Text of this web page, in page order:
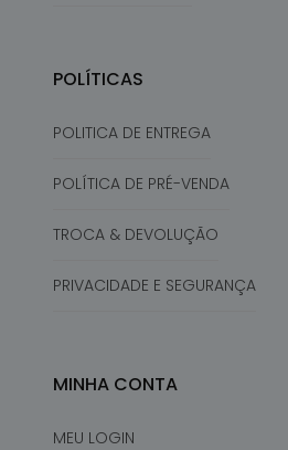
POLÍTICAS
POLITICA DE ENTREGA
POLÍTICA DE PRÉ-VENDA
TROCA & DEVOLUÇÃO
PRIVACIDADE E SEGURANÇA
MINHA CONTA
MEU LOGIN